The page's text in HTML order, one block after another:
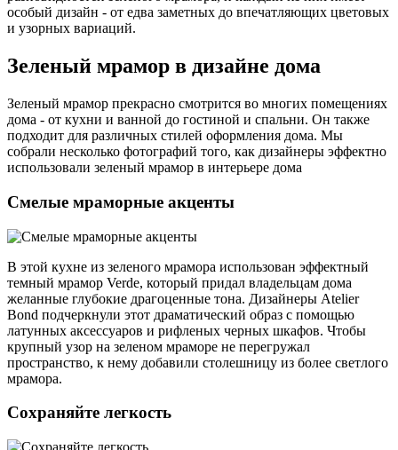
особый дизайн - от едва заметных до впечатляющих цветовых
и узорных вариаций.
Зеленый мрамор в дизайне дома
Зеленый мрамор прекрасно смотрится во многих помещениях
дома - от кухни и ванной до гостиной и спальни. Он также
подходит для различных стилей оформления дома. Мы
собрали несколько фотографий того, как дизайнеры эффектно
использовали зеленый мрамор в интерьере дома
Смелые мраморные акценты
В этой кухне из зеленого мрамора использован эффектный
темный мрамор Verde, который придал владельцам дома
желанные глубокие драгоценные тона. Дизайнеры Atelier
Bond подчеркнули этот драматический образ с помощью
латунных аксессуаров и рифленых черных шкафов. Чтобы
крупный узор на зеленом мраморе не перегружал
пространство, к нему добавили столешницу из более светлого
мрамора.
Сохраняйте легкость